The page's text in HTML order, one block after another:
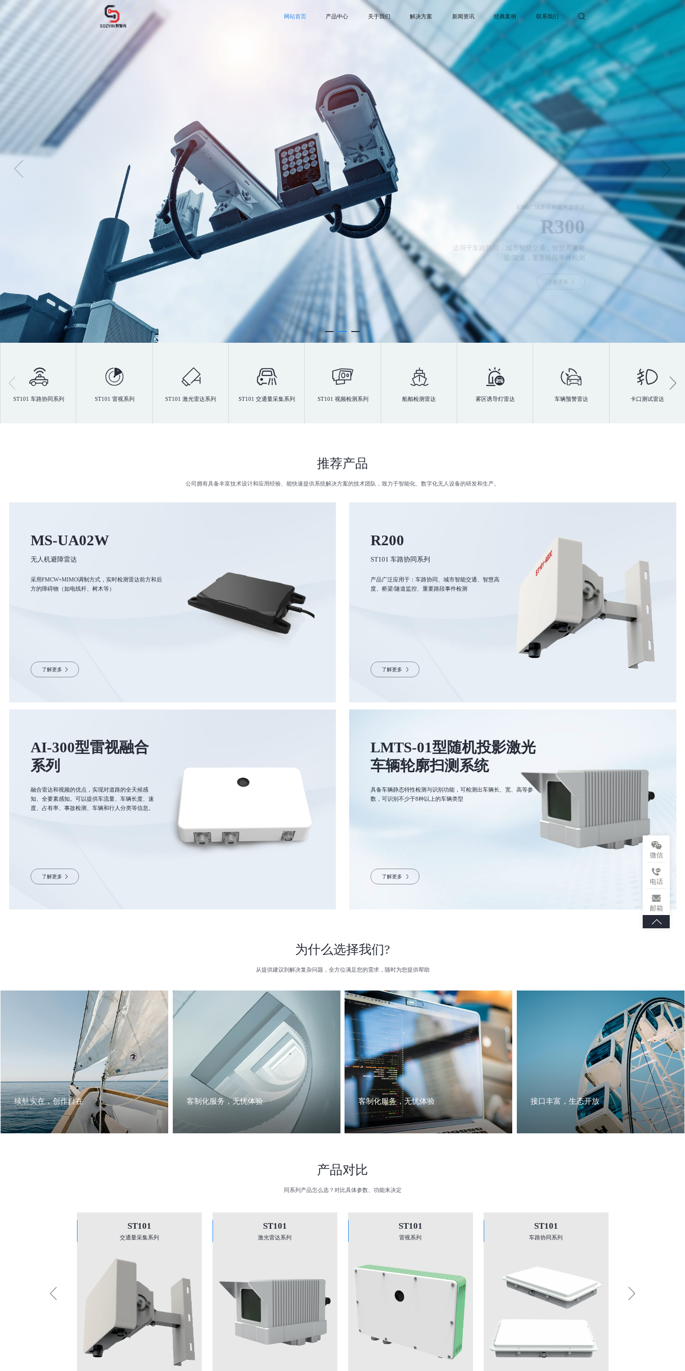
网站首页 产品中心 关于我们 解决方案 新闻资讯 经典案例 联系我们
R300广域多目标毫米波雷达
R300
适用于车路协同，城市智慧交通，智慧高速桥
梁/隧道，重要路段事件检测
ST101 车路协同系列 ST101 雷视系列 ST101 激光雷达系列 ST101 交通量采集系列 ST101 视频检测系列 船舶检测雷达 雾区诱导灯雷达 车辆预警雷达 卡口测试雷达
推荐产品
公司拥有具备丰富技术设计和应用经验、能快速提供系统解决方案的技术团队，致力于智能化、数字化无人设备的研发和生产。
MS-UA02W
无人机避障雷达
采用FMCW+MIMO调制方式，实时检测雷达前方和后
方的障碍物（如电线杆、树木等）
了解更多
R200
ST101 车路协同系列
产品广泛应用于：车路协同、城市智能交通、智慧高
度、桥梁/隧道监控、重要路段事件检测
了解更多
AI-300型雷视融合
系列
融合雷达和视频的优点，实现对道路的全天候感
知、全要素感知。可以提供车流量、车辆长度、速
度、占有率、事故检测、车辆和行人分类等信息。
了解更多
LMTS-01型随机投影激光
车辆轮廓扫测系统
具备车辆静态特性检测与识别功能，可检测出车辆长、宽、高等参
数，可识别不少于8种以上的车辆类型
了解更多
为什么选择我们?
从提供建议到解决复杂问题，全方位满足您的需求，随时为您提供帮助
续航实在，创作自在 客制化服务，无忧体验 客制化服务，无忧体验 接口丰富，生态开放
产品对比
同系列产品怎么选？对比具体参数、功能来决定
ST101
交通量采集系列
ST101
激光雷达系列
ST101
雷视系列
ST101
车路协同系列
微信
电话
邮箱